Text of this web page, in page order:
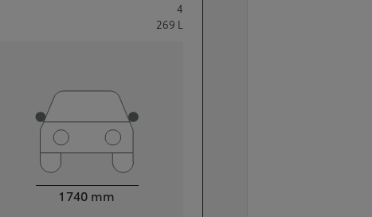
4
269 L
1 740 mm